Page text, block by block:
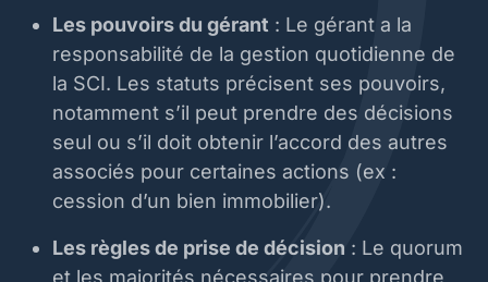
Les pouvoirs du gérant : Le gérant a la
responsabilité de la gestion quotidienne de
la SCI. Les statuts précisent ses pouvoirs,
notamment s’il peut prendre des décisions
seul ou s’il doit obtenir l’accord des autres
associés pour certaines actions (ex :
cession d’un bien immobilier).
Les règles de prise de décision : Le quorum
et les majorités nécessaires pour prendre